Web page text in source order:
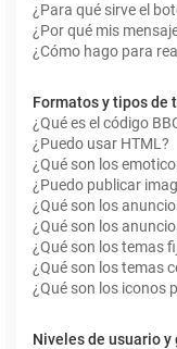
¿Para qué sirve el
¿Por qué mis
¿Cómo hago para
Formatos y tipos de
¿Qué es el código
¿Puedo usar HTML?
¿Qué son los
¿Puedo publicar
¿Qué son los
¿Qué son los
¿Qué son los temas
¿Qué son los temas
¿Qué son los iconos
Niveles de usuario y